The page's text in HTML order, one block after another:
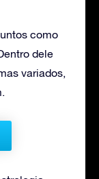
como
dele
variados,